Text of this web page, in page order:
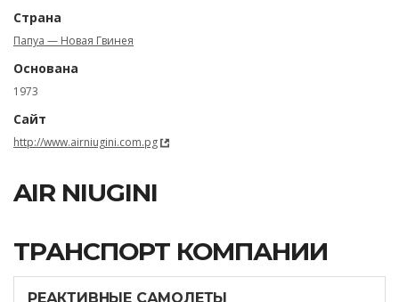
Страна
Папуа — Новая Гвинея
Основана
1973
Сайт
http://www.airniugini.com.pg
AIR NIUGINI
ТРАНСПОРТ КОМПАНИИ
РЕАКТИВНЫЕ САМОЛЕТЫ